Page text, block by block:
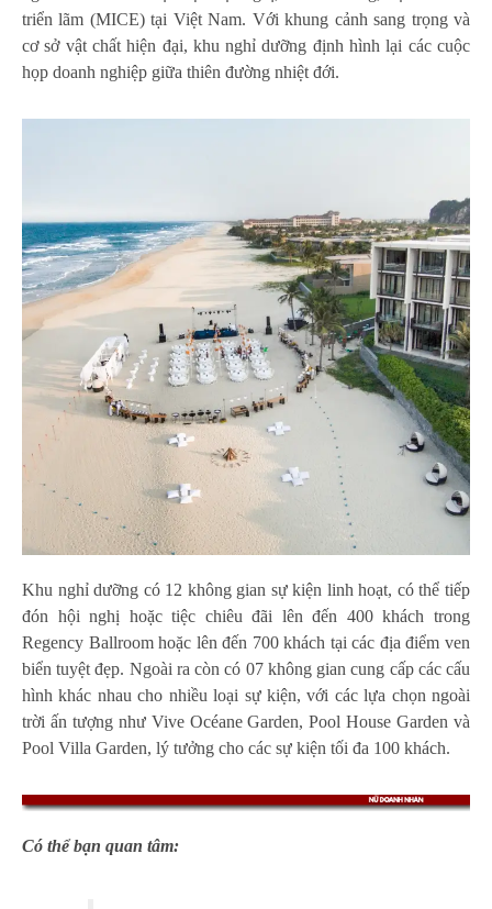
triển lãm (MICE) tại Việt Nam. Với khung cảnh sang trọng và
cơ sở vật chất hiện đại, khu nghỉ dưỡng định hình lại các cuộc
họp doanh nghiệp giữa thiên đường nhiệt đới.
Khu nghỉ dưỡng có 12 không gian sự kiện linh hoạt, có thể tiếp
đón hội nghị hoặc tiệc chiêu đãi lên đến 400 khách trong
Regency Ballroom hoặc lên đến 700 khách tại các địa điểm ven
biển tuyệt đẹp. Ngoài ra còn có 07 không gian cung cấp các cấu
hình khác nhau cho nhiều loại sự kiện, với các lựa chọn ngoài
trời ấn tượng như Vive Océane Garden, Pool House Garden và
Pool Villa Garden, lý tưởng cho các sự kiện tối đa 100 khách.
Có thể bạn quan tâm: